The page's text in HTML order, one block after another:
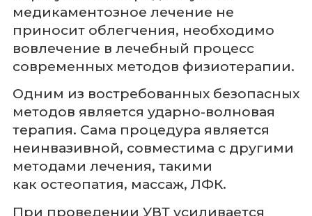
медикаментозное лечение не
приносит облегчения, необходимо
вовлечение в лечебный процесс
современных методов физиотерапии.
Одним из востребованных безопасных
методов является ударно-волновая
терапия. Сама процедура является
неинвазивной, совместима с другими
методами лечения, такими
как остеопатия, массаж, ЛФК.
При проведении УВТ усиливается